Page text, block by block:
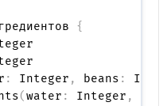
{
: Integer , beans :
(water : Integer ,